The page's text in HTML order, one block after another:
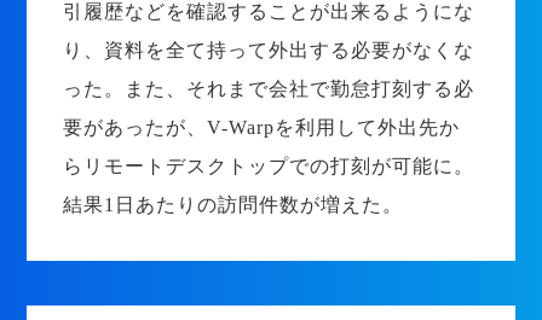
引履歴などを確認することが出来るようにな
り、資料を全て持って外出する必要がなくな
った。また、それまで会社で勤怠打刻する必
要があったが、V-Warpを利用して外出先か
らリモートデスクトップでの打刻が可能に。
結果1日あたりの訪問件数が増えた。